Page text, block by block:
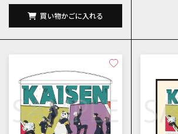
買い物かごに入れる